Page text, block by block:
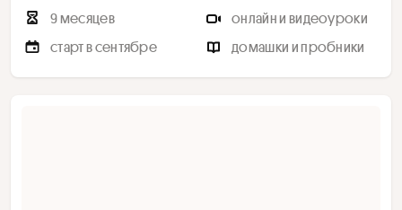
9 месяцев
онлайн и видеоуроки
старт в сентябре
домашки и пробники